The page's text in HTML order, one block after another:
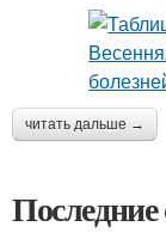
читать дальше →
Последние